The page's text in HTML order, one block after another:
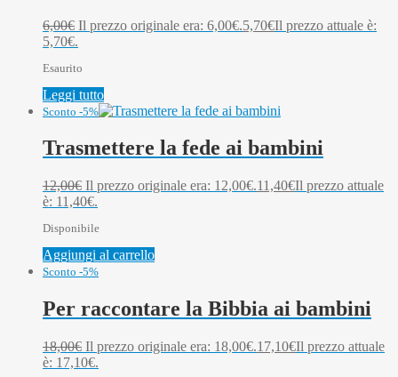
6,00€ Il prezzo originale era: 6,00€.5,70€Il prezzo attuale è:
5,70€.
Esaurito
Leggi tutto
Sconto -5%
Trasmettere la fede ai bambini
12,00€ Il prezzo originale era: 12,00€.11,40€Il prezzo attuale
è: 11,40€.
Disponibile
Aggiungi al carrello
Sconto -5%
Per raccontare la Bibbia ai bambini
18,00€ Il prezzo originale era: 18,00€.17,10€Il prezzo attuale
è: 17,10€.